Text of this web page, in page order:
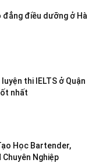
đẳng điều dưỡng ở Hà
thi IELTS ở Quận
nhất
Học Bartender,
Chuyên Nghiệp